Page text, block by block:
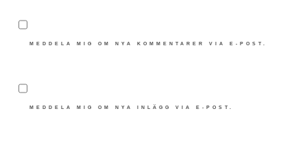
MEDDELA MIG OM NYA KOMMENTARER VIA E-POST.
MEDDELA MIG OM NYA INLÄGG VIA E-POST.